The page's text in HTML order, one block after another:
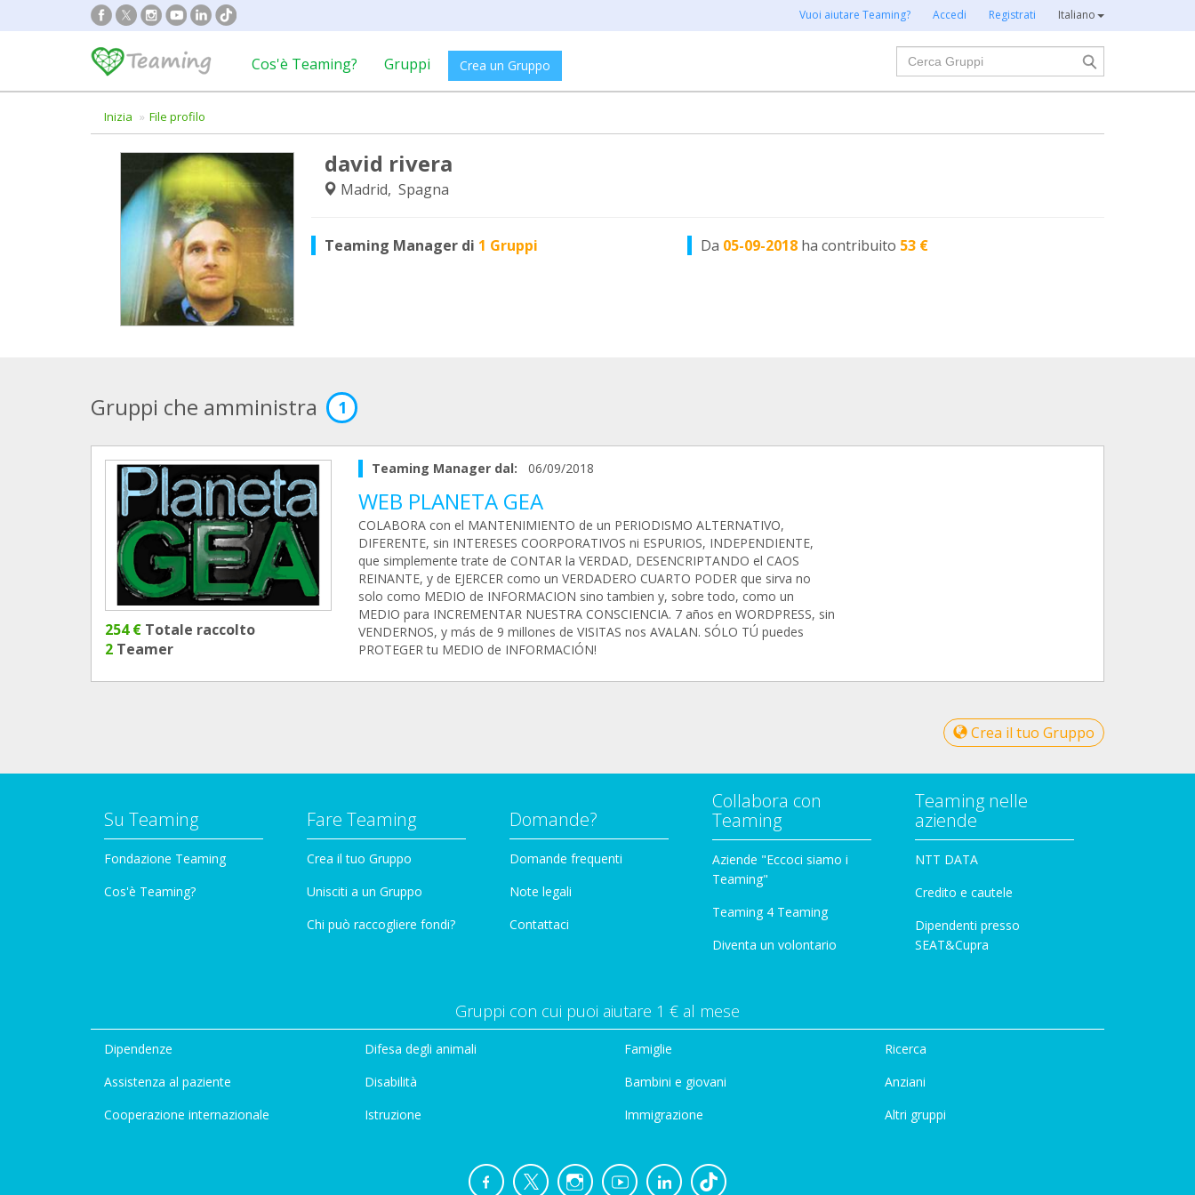
Vuoi aiutare Teaming? Accedi Registrati Italiano
Cos'è Teaming? Gruppi Crea un Gruppo
Cerca
Inizia File profilo
david rivera
Madrid, Spagna
Teaming Manager di 1 Gruppi Da 05-09-2018 ha contribuito 53 €
Gruppi che amministra 1
254 € Totale raccolto
2 Teamer
Teaming Manager dal: 06/09/2018
WEB PLANETA GEA
COLABORA con el MANTENIMIENTO de un PERIODISMO ALTERNATIVO,
DIFERENTE, sin INTERESES COORPORATIVOS ni ESPURIOS, INDEPENDIENTE,
que simplemente trate de CONTAR la VERDAD, DESENCRIPTANDO el CAOS
REINANTE, y de EJERCER como un VERDADERO CUARTO PODER que sirva no
solo como MEDIO de INFORMACION sino tambien y, sobre todo, como un
MEDIO para INCREMENTAR NUESTRA CONSCIENCIA. 7 años en WORDPRESS, sin
VENDERNOS, y más de 9 millones de VISITAS nos AVALAN. SÓLO TÚ puedes
PROTEGER tu MEDIO de INFORMACIÓN!
Crea il tuo Gruppo
Su Teaming
Fondazione Teaming
Cos'è Teaming?
Fare Teaming
Crea il tuo Gruppo
Unisciti a un Gruppo
Chi può raccogliere fondi?
Domande?
Domande frequenti
Note legali
Contattaci
Collabora con
Teaming
Aziende "Eccoci siamo i
Teaming"
Teaming 4 Teaming
Diventa un volontario
Teaming nelle
aziende
NTT DATA
Credito e cautele
Dipendenti presso
SEAT&Cupra
Gruppi con cui puoi aiutare 1 € al mese
Dipendenze
Assistenza al paziente
Cooperazione internazionale
Difesa degli animali
Disabilità
Istruzione
Famiglie
Bambini e giovani
Immigrazione
Ricerca
Anziani
Altri gruppi